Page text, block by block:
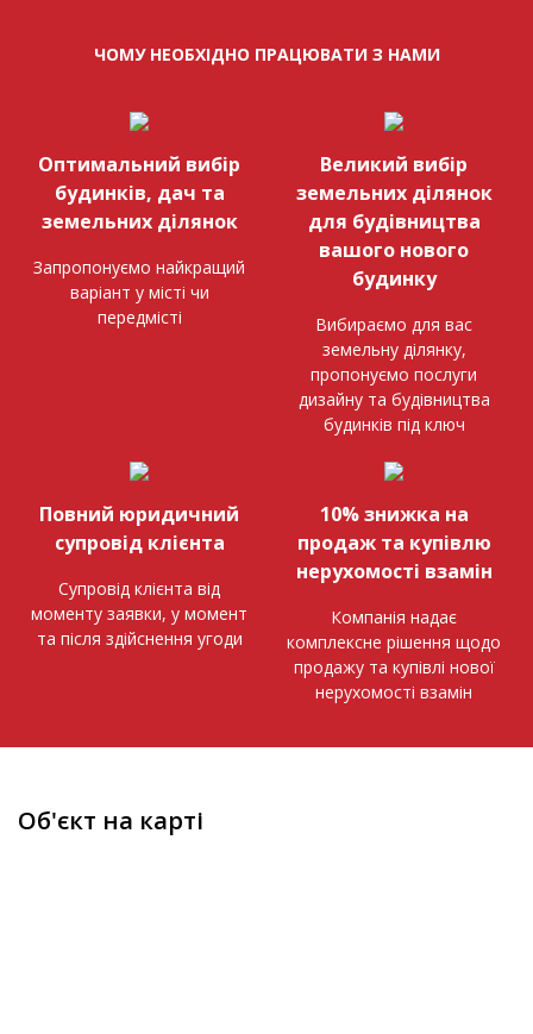
ЧОМУ НЕОБХІДНО ПРАЦЮВАТИ З НАМИ
Оптимальний вибір
будинків, дач та
земельних ділянок
Запропонуємо найкращий
варіант у місті чи
передмісті
Великий вибір
земельних ділянок
для будівництва
вашого нового
будинку
Вибираємо для вас
земельну ділянку,
пропонуємо послуги
дизайну та будівництва
будинків під ключ
Повний юридичний
супровід клієнта
Супровід клієнта від
моменту заявки, у момент
та після здійснення угоди
10% знижка на
продаж та купівлю
нерухомості взамін
Компанія надає
комплексне рішення щодо
продажу та купівлі нової
нерухомості взамін
Об'єкт на карті